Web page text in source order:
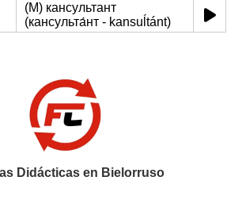
(M) кансультант
(кансульта́нт - kansuĺtánt)
Didácticas en Bielorruso